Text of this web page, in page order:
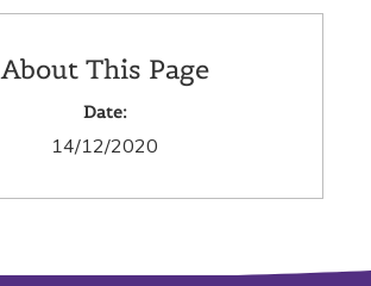
About This Page
Date:
14/12/2020